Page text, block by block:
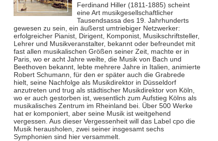
Ferdinand Hiller (1811-1885) scheint
eine Art musikgesellschaftlicher
Tausendsassa des 19. Jahrhunderts
gewesen zu sein, ein äußerst umtriebiger Netzwerker:
erfolgreicher Pianist, Dirigent, Komponist, Musikschriftsteller,
Lehrer und Musikveranstalter, bekannt oder befreundet mit
fast allen musikalischen Größen seiner Zeit, machte er in
Paris, wo er acht Jahre weilte, die Musik von Bach und
Beethoven bekannt, lebte mehrere Jahre in Italien, animierte
Robert Schumann, für den er später auch die Grabrede
hielt, seine Nachfolge als Musikdirektor in Düsseldorf
anzutreten und trug als städtischer Musikdirektor von Köln,
wo er auch gestorben ist, wesentlich zum Aufstieg Kölns als
musikalisches Zentrum im Rheinland bei. Über 500 Werke
hat er komponiert, aber seine Musik ist weitgehend
vergessen. Aus dieser Vergessenheit will das Label cpo die
Musik herausholen, zwei seiner insgesamt sechs
Symphonien sind hier versammelt.